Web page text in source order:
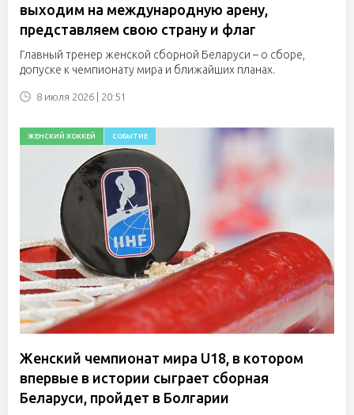
выходим на международную арену,
представляем свою страну и флаг
Главный тренер женской сборной Беларуси – о сборе,
допуске к чемпионату мира и ближайших планах.
8 июля 2026 | 20:51
ЖЕНСКИЙ ХОККЕЙ СОБЫТИЕ
Женский чемпионат мира U18, в котором
впервые в истории сыграет сборная
Беларуси, пройдет в Болгарии